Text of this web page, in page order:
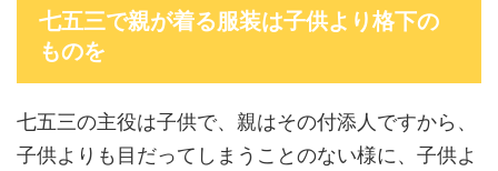
七五三で親が着る服装は子供より格下の
ものを
七五三の主役は子供で、親はその付添人ですから、
子供よりも目だってしまうことのない様に、子供よ